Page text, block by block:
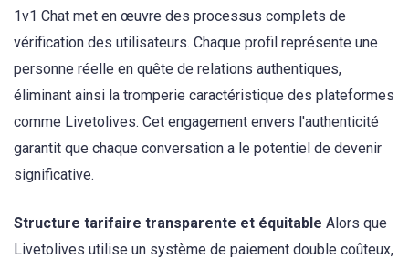
1v1 Chat met en œuvre des processus complets de
vérification des utilisateurs. Chaque profil représente une
personne réelle en quête de relations authentiques,
éliminant ainsi la tromperie caractéristique des plateformes
comme Livetolives. Cet engagement envers l'authenticité
garantit que chaque conversation a le potentiel de devenir
significative.
Structure tarifaire transparente et équitable Alors que
Livetolives utilise un système de paiement double coûteux,